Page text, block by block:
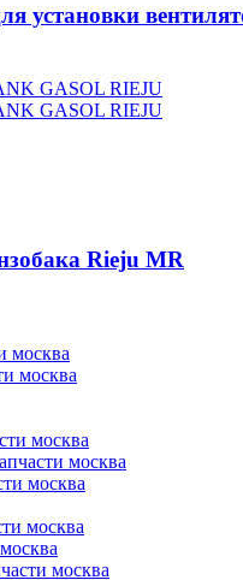
установки
Rieju MR